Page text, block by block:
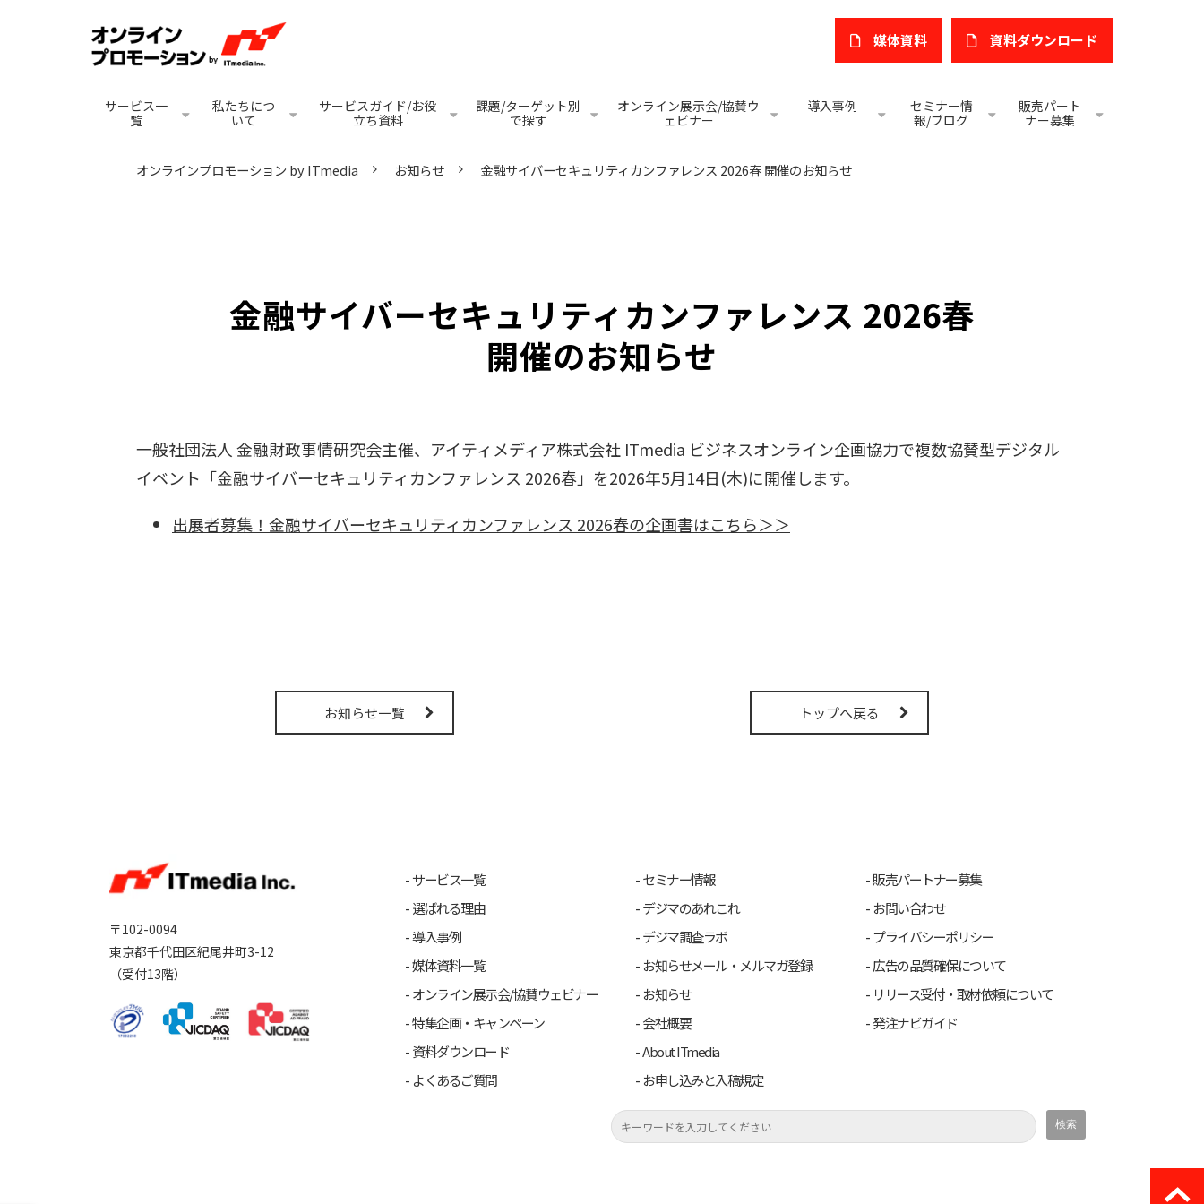
媒体資料 ​資料ダウンロード
サービス一
覧
私たちにつ
いて
サービスガイド/お役
立ち資料
課題/ターゲット別
で探す
オンライン展示会/協賛ウ
ェビナー
導入事例
セミナー情
報/ブログ
販売パート
ナー募集
オンラインプロモーション by ITmedia お知らせ 金融サイバーセキュリティカンファレンス 2026春 開催のお知らせ
金融サイバーセキュリティカンファレンス 2026春
開催のお知らせ
一般社団法人 金融財政事情研究会主催、アイティメディア株式会社 ITmedia ビジネスオンライン企画協力で複数協賛型デジタル
イベント「金融サイバーセキュリティカンファレンス 2026春」を2026年5月14日(木)に開催します。
出展者募集！金融サイバーセキュリティカンファレンス 2026春の企画書はこちら＞＞
お知らせ一覧 トップへ戻る
〒102-0094
東京都千代田区紀尾井町3-12
（受付13階）
サービス一覧
選ばれる理由
導入事例
媒体資料一覧
オンライン展示会/協賛ウェビナー
特集企画・キャンペーン
資料ダウンロード
よくあるご質問
セミナー情報
デジマのあれこれ
デジマ調査ラボ
お知らせメール・メルマガ登録
お知らせ
会社概要
About ITmedia
お申し込みと入稿規定
販売パートナー募集
お問い合わせ
プライバシーポリシー
広告の品質確保について
リリース受付・取材依頼について
発注ナビガイド